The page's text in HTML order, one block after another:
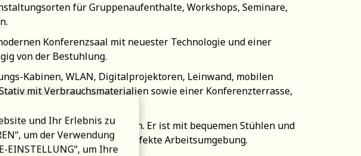
und Ihr Erlebnis zu
um der Verwendung
EINSTELLUNG“, um Ihre
für Gruppenaufenthalte, Workshops, Seminare,
Konferenzsaal mit neuester Technologie und einer
von der Bestuhlung.
Kabinen, WLAN, Digitalprojektoren, Leinwand, mobilen
mit Verbrauchsmaterialien sowie einer Konferenzterrasse,
bei Bedarf verdunkelt werden. Er ist mit bequemen Stühlen und
heller Raum schafft die perfekte Arbeitsumgebung.